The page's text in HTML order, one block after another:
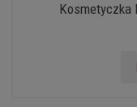
Kosmetyczka